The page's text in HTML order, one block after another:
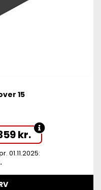
15
kr.
01.11.2025: